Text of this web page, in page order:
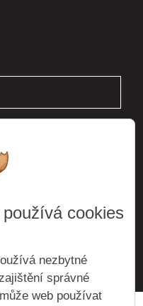
cookies
nezbytné
správné
web používat